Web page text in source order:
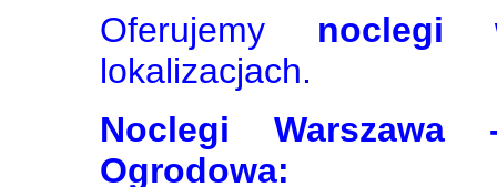
Oferujemy noclegi
lokalizacjach.
Noclegi Warszawa
Ogrodowa: